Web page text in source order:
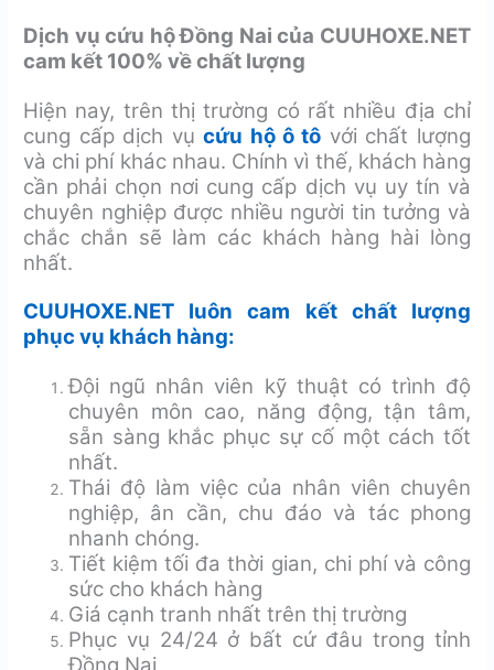
Dịch vụ cứu hộ Đồng Nai của CUUHOXE.NET
cam kết 100% về chất lượng
Hiện nay, trên thị trường có rất nhiều địa chỉ
cung cấp dịch vụcứu hộ ô tô với chất lượng
và chi phí khác nhau. Chính vì thế, khách hàng
cần phải chọn nơi cung cấp dịch vụ uy tín và
chuyên nghiệp được nhiều người tin tưởng và
chắc chắn sẽ làm các khách hàng hài lòng
nhất.
CUUHOXE.NET luôn cam kết chất lượng
phục vụ khách hàng:
Đội ngũ nhân viên kỹ thuật có trình độ
chuyên môn cao, năng động, tận tâm,
sẵn sàng khắc phục sự cố một cách tốt
nhất.
Thái độ làm việc của nhân viên chuyên
nghiệp, ân cần, chu đáo và tác phong
nhanh chóng.
Tiết kiệm tối đa thời gian, chi phí và công
sức cho khách hàng
Giá cạnh tranh nhất trên thị trường
Phục vụ 24/24 ở bất cứ đâu trong tỉnh